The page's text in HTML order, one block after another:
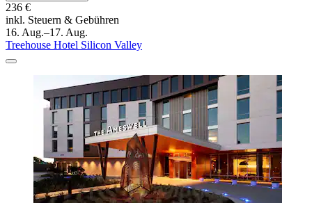
236 €
inkl. Steuern & Gebühren
16. Aug.–17. Aug.
Treehouse Hotel Silicon Valley